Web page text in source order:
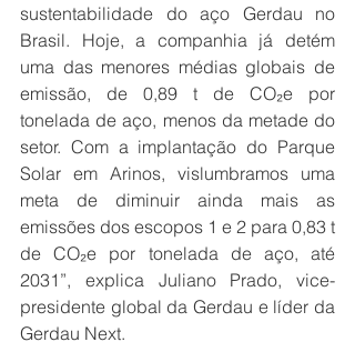
sustentabilidade do aço Gerdau no
Brasil. Hoje, a companhia já detém
uma das menores médias globais de
emissão, de 0,89 t de CO₂e por
tonelada de aço, menos da metade do
setor. Com a implantação do Parque
Solar em Arinos, vislumbramos uma
meta de diminuir ainda mais as
emissões dos escopos 1 e 2 para 0,83 t
de CO₂e por tonelada de aço, até
2031”, explica Juliano Prado, vice-
presidente global da Gerdau e líder da
Gerdau Next.